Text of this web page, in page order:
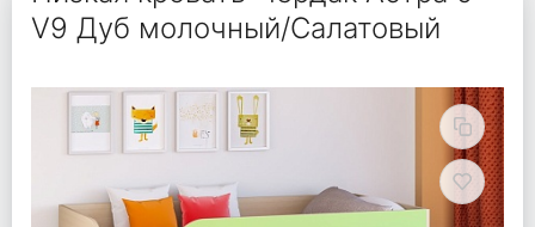
V9 Дуб молочный/Салатовый